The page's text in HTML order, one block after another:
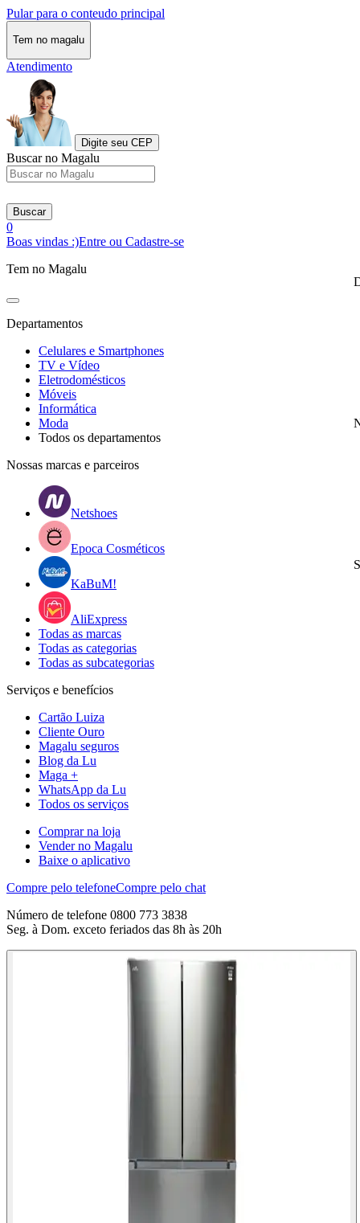
Pular para o conteudo principal
Tem no magalu
Atendimento
Digite seu CEP
Buscar no Magalu
Buscar
0
Boas vindas :)Entre ou Cadastre-se
Tem no Magalu
Departamentos
Celulares e Smartphones
TV e Vídeo
Eletrodomésticos
Móveis
Informática
Moda
Todos os departamentos
Nossas marcas e parceiros
Netshoes
Epoca Cosméticos
KaBuM!
AliExpress
Todas as marcas
Todas as categorias
Todas as subcategorias
Serviços e benefícios
Cartão Luiza
Cliente Ouro
Magalu seguros
Blog da Lu
Maga +
WhatsApp da Lu
Todos os serviços
Comprar na loja
Vender no Magalu
Baixe o aplicativo
Compre pelo telefoneCompre pelo chat
Número de telefone 0800 773 3838
Seg. à Dom. exceto feriados das 8h às 20h